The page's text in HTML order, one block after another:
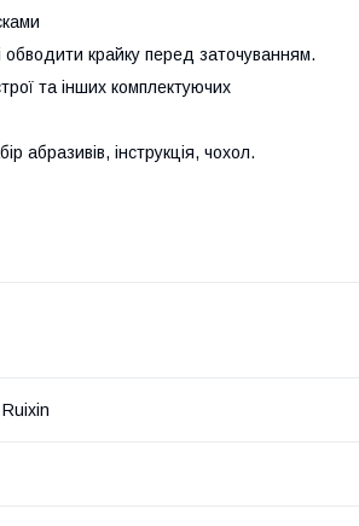
обводити крайку перед заточуванням.
та інших комплектуючих
абразивів, інструкція, чохол.
Ruixin